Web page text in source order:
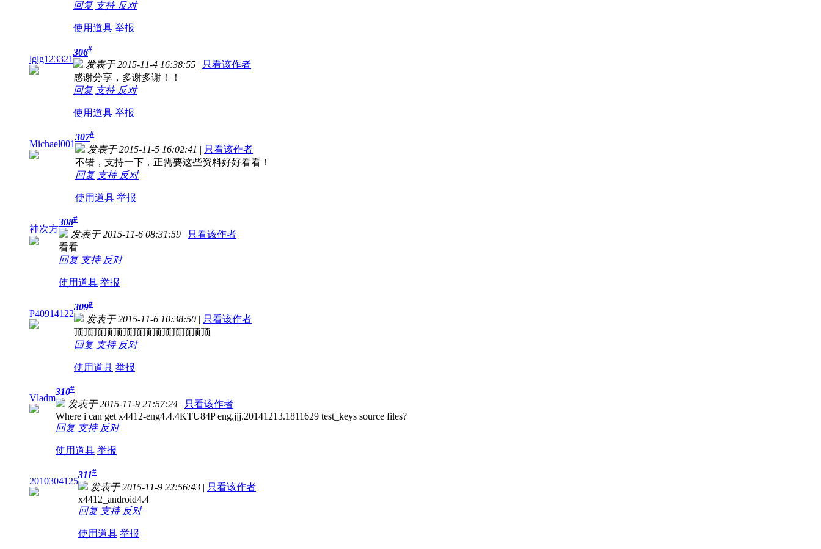
回复 支持 反对
使用道具 举报
lglg123321
306#
发表于 2015-11-4 16:38:55 | 只看该作者
感谢分享，多谢多谢！！
回复 支持 反对
使用道具 举报
Michael001
307#
发表于 2015-11-5 16:02:41 | 只看该作者
不错，支持一下，正需要这些资料好好看看！
回复 支持 反对
使用道具 举报
神次方
308#
发表于 2015-11-6 08:31:59 | 只看该作者
看看
回复 支持 反对
使用道具 举报
P40914122
309#
发表于 2015-11-6 10:38:50 | 只看该作者
顶顶顶顶顶顶顶顶顶顶顶顶顶顶
回复 支持 反对
使用道具 举报
Vladm
310#
发表于 2015-11-9 21:57:24 | 只看该作者
Where i can get x4412-eng4.4.4KTU84P eng.jjj.20141213.1811629 test_keys source files?
回复 支持 反对
使用道具 举报
2010304125
311#
发表于 2015-11-9 22:56:43 | 只看该作者
x4412_android4.4
回复 支持 反对
使用道具 举报